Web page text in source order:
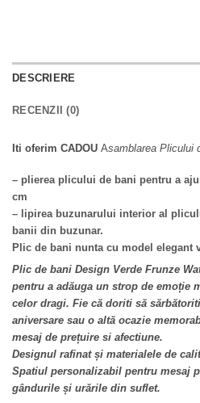
DESCRIERE
RECENZII (0)
Iti oferim CADOU Asamblarea Plicului
– plierea plicului de bani pentru a
cm
– lipirea buzunarului interior al
banii din buzunar.
Plic de bani nunta cu model elegant
Plic de bani Design Verde Frunze
pentru a adăuga un strop de emoție
celor dragi. Fie că doriti să
aniversare sau o altă ocazie
mesaj de prețuire si afectiune.
Designul rafinat și materialele de
Spatiul personalizabil pentru mesaj
gândurile și urările din suflet.